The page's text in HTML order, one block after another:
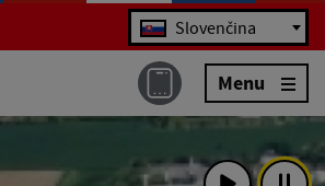
Jazyk Slovenčina
Menu